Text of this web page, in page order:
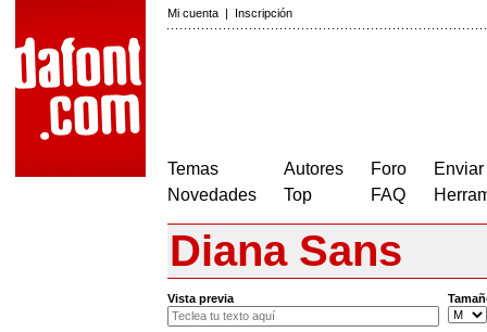
Mi cuenta | Inscripción
Temas
Novedades
Autores
Top
Foro
FAQ
Diana Sans
Vista previa